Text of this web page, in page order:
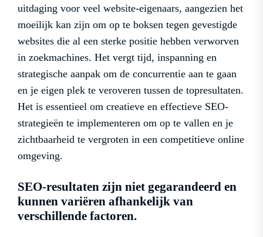
uitdaging voor veel website-eigenaars, aangezien het
moeilijk kan zijn om op te boksen tegen gevestigde
websites die al een sterke positie hebben verworven
in zoekmachines. Het vergt tijd, inspanning en
strategische aanpak om de concurrentie aan te gaan
en je eigen plek te veroveren tussen de topresultaten.
Het is essentieel om creatieve en effectieve SEO-
strategieën te implementeren om op te vallen en je
zichtbaarheid te vergroten in een competitieve online
omgeving.
SEO-resultaten zijn niet gegarandeerd en
kunnen variëren afhankelijk van
verschillende factoren.